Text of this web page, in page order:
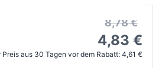
8,78 €
4,83 €
Preis aus 30 Tagen vor dem Rabatt: 4,61 €